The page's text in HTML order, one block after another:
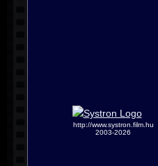
http://www.systron.film.hu
2003-2026